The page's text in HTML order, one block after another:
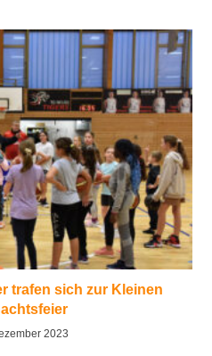
trafen sich zur Kleinen
2023